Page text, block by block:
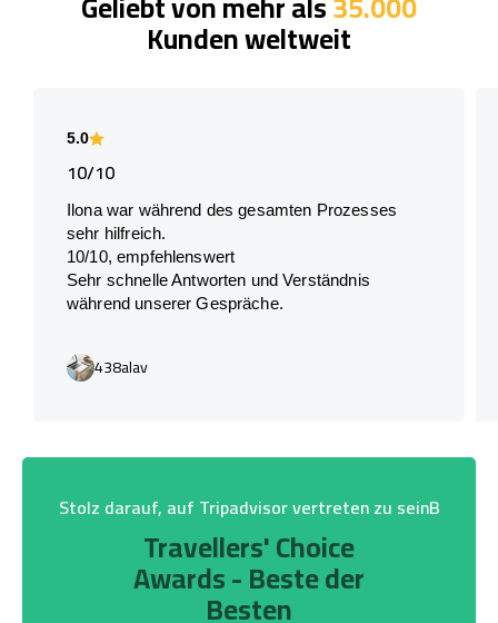
Kunden weltweit
5.0
10/10
Ilona war während des gesamten Prozesses
sehr hilfreich.
10/10, empfehlenswert
Sehr schnelle Antworten und Verständnis
während unserer Gespräche.
438alav
Stolz darauf, auf Tripadvisor vertreten zu seinB
Travellers' Choice
Awards - Beste der
Besten